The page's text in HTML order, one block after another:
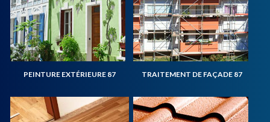
PEINTURE EXTÉRIEURE 87 TRAITEMENT DE FAÇADE 87